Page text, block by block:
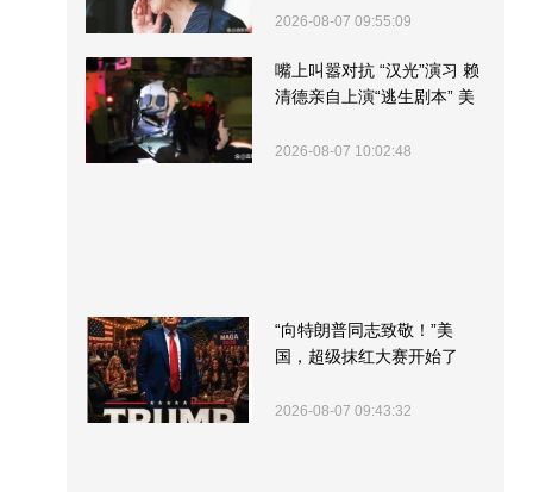
2026-08-07 09:55:09
嘴上叫嚣对抗 “汉光”演习 赖
清德亲自上演“逃生剧本” 美
2026-08-07 10:02:48
“向特朗普同志致敬！”美
国，超级抹红大赛开始了
2026-08-07 09:43:32